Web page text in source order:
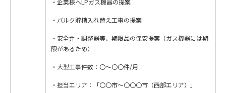
・企業様へLPガス機器の提案
・バルク貯槽入れ替え工事の提案
・安全弁・調整器等、期限品の保安提案（ガス機器には期
限があるため）
・大型工事件数：〇〜〇〇件/月
・担当エリア：「〇〇市〜〇〇〇市（西部エリア）」